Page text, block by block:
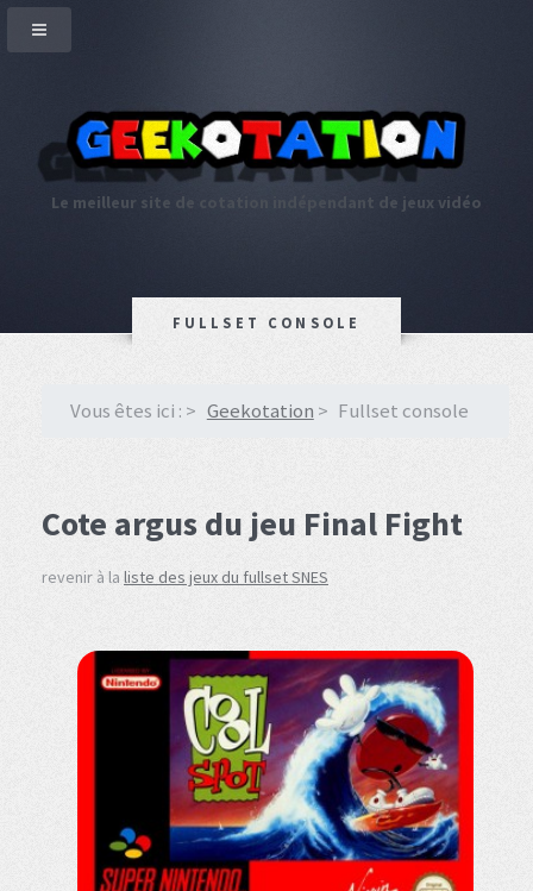
Le meilleur site de cotation indépendant de jeux vidéo
FULLSET CONSOLE
Vous êtes ici : Geekotation Fullset console
Cote argus du jeu Final Fight
revenir à la liste des jeux du fullset SNES